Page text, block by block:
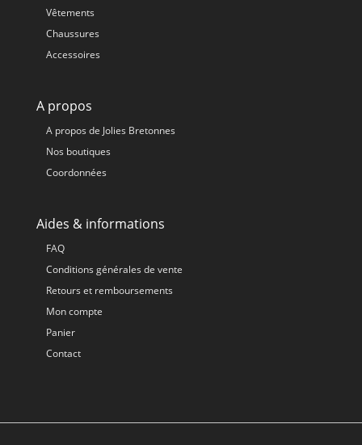
Vêtements
Chaussures
Accessoires
A propos
A propos de Jolies Bretonnes
Nos boutiques
Coordonnées
Aides & informations
FAQ
Conditions générales de vente
Retours et remboursements
Mon compte
Panier
Contact